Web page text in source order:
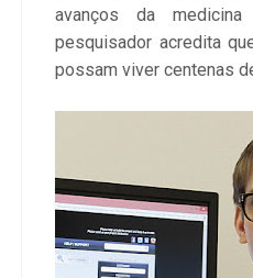
avanços da
pesquisador acredita
possam viver centenas